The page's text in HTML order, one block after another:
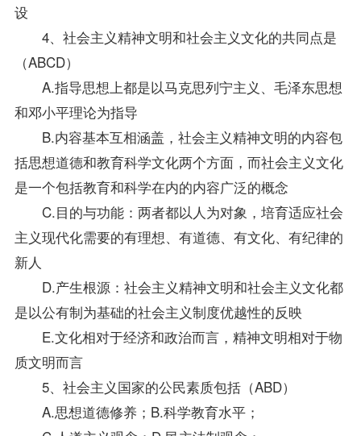
设
4、社会主义精神文明和社会主义文化的共同点是
（ABCD）
A.指导思想上都是以马克思列宁主义、毛泽东思想
和邓小平理论为指导
B.内容基本互相涵盖，社会主义精神文明的内容包
括思想道德和教育科学文化两个方面，而社会主义文化
是一个包括教育和科学在内的内容广泛的概念
C.目的与功能：两者都以人为对象，培育适应社会
主义现代化需要的有理想、有道德、有文化、有纪律的
新人
D.产生根源：社会主义精神文明和社会主义文化都
是以公有制为基础的社会主义制度优越性的反映
E.文化相对于经济和政治而言，精神文明相对于物
质文明而言
5、社会主义国家的公民素质包括（ABD）
A.思想道德修养；B.科学教育水平；